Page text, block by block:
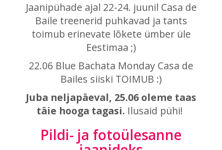
Jaanipühade ajal 22-24. juunil Casa de
Baile treenerid puhkavad ja tants
toimub erinevate lõkete ümber üle
Eestimaa ;)
22.06 Blue Bachata Monday Casa de
Bailes siiski TOIMUB :)
Juba neljapäeval, 25.06 oleme taas
täie hooga tagasi. Ilusaid pühi!
Pildi- ja fotoülesanne